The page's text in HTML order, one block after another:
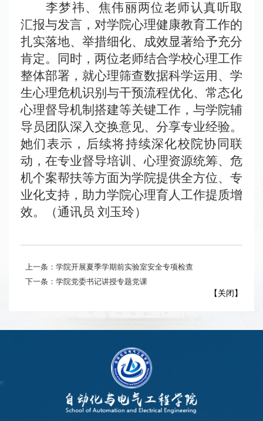
李梦祎、焦伟丽两位老师认真听取
汇报与发言，对学院心理健康教育工作的
扎实落地、举措细化、成效显著给予充分
肯定。同时，两位老师结合学校心理工作
整体部署，就心理筛查数据科学运用、学
生心理危机识别与干预流程优化、常态化
心理督导机制搭建等关键工作，与学院辅
导员团队深入交换意见、分享专业经验。
她们表示，后续将持续深化校院协同联
动，在专业督导培训、心理资源统筹、危
机个案帮扶等方面为学院提供全方位、专
业化支持，助力学院心理育人工作提质增
效。（通讯员 刘玉玲）
上一条：学院开展夏季学期前实验室安全专项检查
下一条：学院党委书记讲授专题党课
【关闭】